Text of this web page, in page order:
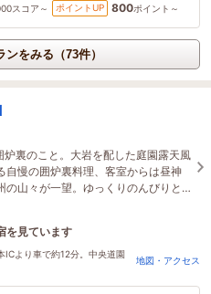
スコア～ ポイントUP 800ポイント～
をみる（73件）
炉裏のこと。大岩を配した庭園露天風
自慢の囲炉裏料理、客室からは昼神
の山々が一望。ゆっくりのんびりと
ひと時をお楽しみください。
約されました
ICより車で約12分。中央道園
地図・アクセス